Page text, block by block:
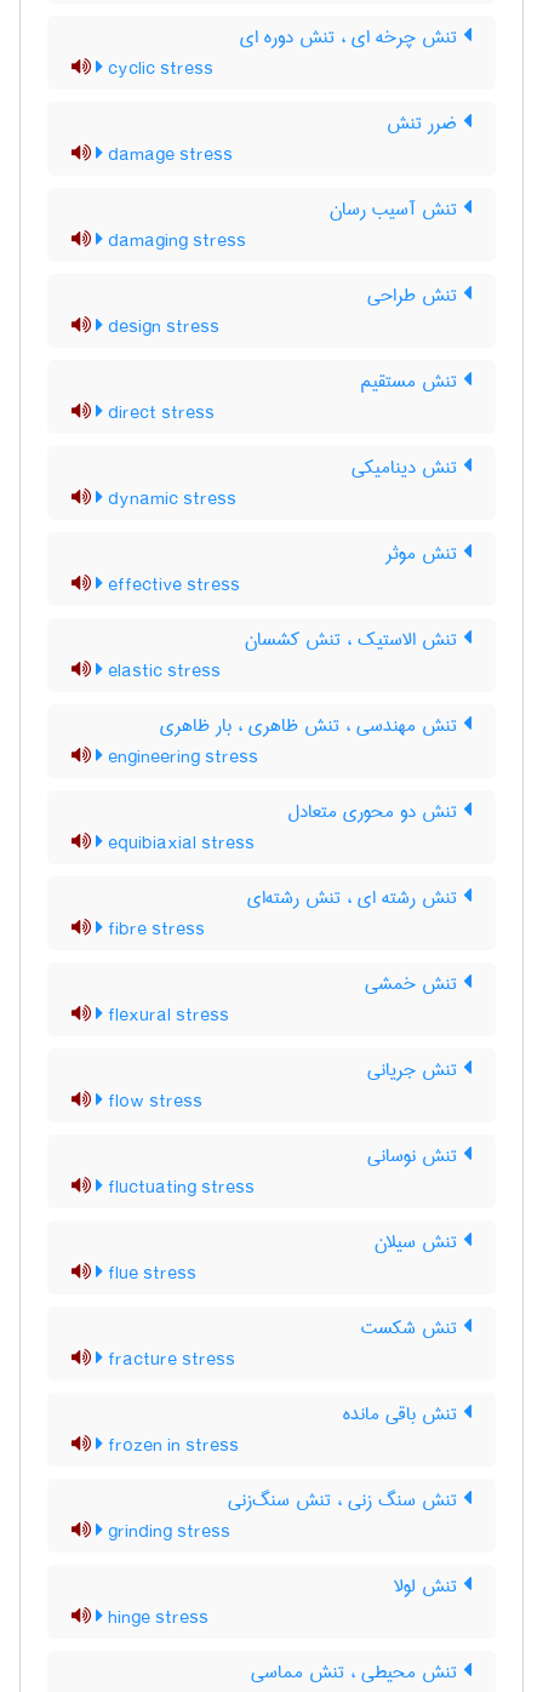
تنش چرخه ای ، تنش دوره ای
cyclic stress
ضرر تنش
damage stress
تنش آسیب رسان
damaging stress
تنش طراحی
design stress
تنش مستقیم
direct stress
تنش دینامیکی
dynamic stress
تنش موثر
effective stress
تنش الاستیک ، تنش کشسان
elastic stress
تنش مهندسی ، تنش ظاهری ، بار ظاهری
engineering stress
تنش دو محوری متعادل
equibiaxial stress
تنش رشته ای ، تنش رشته‌ای
fibre stress
تنش خمشی
flexural stress
تنش جریانی
flow stress
تنش نوسانی
fluctuating stress
تنش سیلان
flue stress
تنش شکست
fracture stress
تنش باقی مانده
frozen in stress
تنش سنگ زنی ، تنش سنگ‌زنی
grinding stress
تنش لولا
hinge stress
تنش محیطی ، تنش مماسی